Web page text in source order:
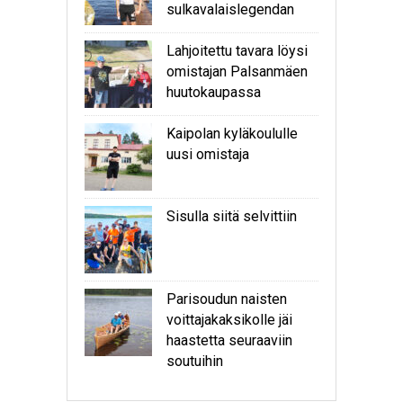
sulkavalaislegendan
Lahjoitettu tavara löysi
omistajan Palsanmäen
huutokaupassa
Kaipolan kyläkoululle
uusi omistaja
Sisulla siitä selvittiin
Parisoudun naisten
voittajakaksikolle jäi
haastetta seuraaviin
soutuihin